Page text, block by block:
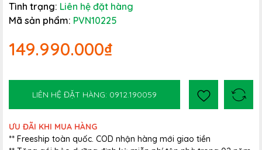
Tình trạng: Liên hệ đặt hàng
Mã sản phẩm: PVN10225
149.990.000₫
LIÊN HỆ ĐẶT HÀNG: 0912.190059
ƯU ĐÃI KHI MUA HÀNG
** Freeship toàn quốc. COD nhận hàng mới giao tiền